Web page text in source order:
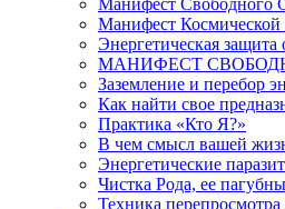
Манифест Свободного
Манифест Космической
Энергетическая защита
МАНИФЕСТ
Заземление и перебор
Как найти свое
Практика «Кто Я?»
В чем смысл вашей
Энергетические
Чистка Рода, ее
Техника перепросмотра